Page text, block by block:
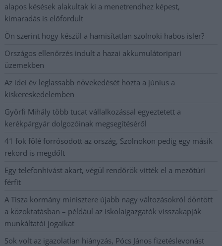
alapos késések alakultak ki a menetrendhez képest,
kimaradás is előfordult
Ön szerint hogy készül a hamisítatlan szolnoki habos isler?
Országos ellenőrzés indult a hazai akkumulátoripari
üzemekben
Az idei év leglassabb növekedését hozta a június a
kiskereskedelemben
Györfi Mihály több tucat vállalkozással egyeztetett a
kerékpárgyár dolgozóinak megsegítéséről
41 fok fölé forrósodott az ország, Szolnokon pedig egy másik
rekord is megdőlt
Egy telefonhívást akart, végül rendőrök vitték el a mezőtúri
férfit
A Tisza kormány minisztere újabb nagy változásokról döntött
a közoktatásban – például az iskolaigazgatók visszakapják
munkáltatói jogaikat
Sok volt az igazolatlan hiányzás, Pócs János fizetéslevonást